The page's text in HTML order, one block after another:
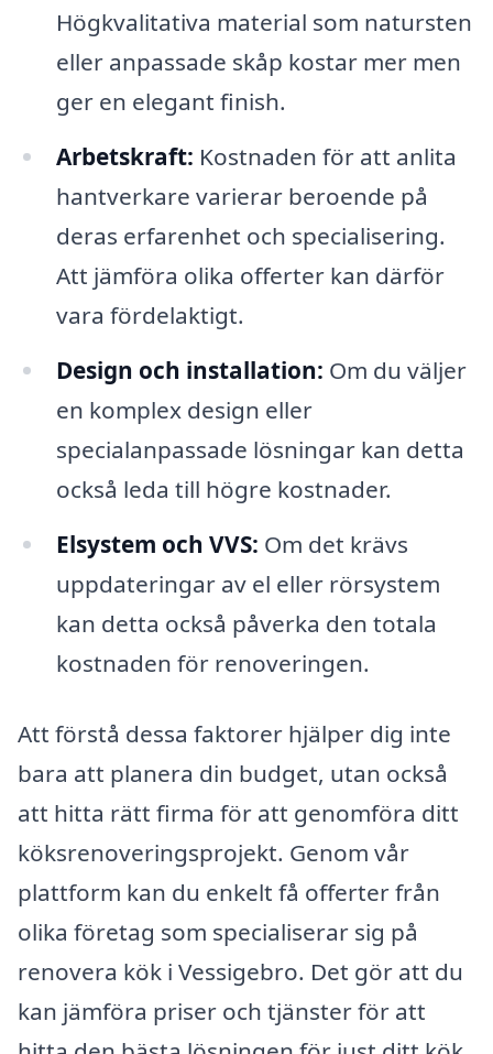
Högkvalitativa material som natursten
eller anpassade skåp kostar mer men
ger en elegant finish.
Arbetskraft: Kostnaden för att anlita
hantverkare varierar beroende på
deras erfarenhet och specialisering.
Att jämföra olika offerter kan därför
vara fördelaktigt.
Design och installation: Om du väljer
en komplex design eller
specialanpassade lösningar kan detta
också leda till högre kostnader.
Elsystem och VVS: Om det krävs
uppdateringar av el eller rörsystem
kan detta också påverka den totala
kostnaden för renoveringen.
Att förstå dessa faktorer hjälper dig inte
bara att planera din budget, utan också
att hitta rätt firma för att genomföra ditt
köksrenoveringsprojekt. Genom vår
plattform kan du enkelt få offerter från
olika företag som specialiserar sig på
renovera kök i Vessigebro. Det gör att du
kan jämföra priser och tjänster för att